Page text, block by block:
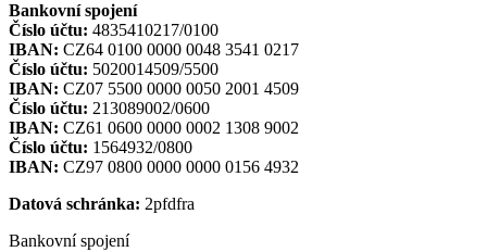
Bankovní spojení
Číslo účtu: 4835410217/0100
IBAN: CZ64 0100 0000 0048 3541 0217
Číslo účtu: 5020014509/5500
IBAN: CZ07 5500 0000 0050 2001 4509
Číslo účtu: 213089002/0600
IBAN: CZ61 0600 0000 0002 1308 9002
Číslo účtu: 1564932/0800
IBAN: CZ97 0800 0000 0000 0156 4932
Datová schránka: 2pfdfra
Bankovní spojení